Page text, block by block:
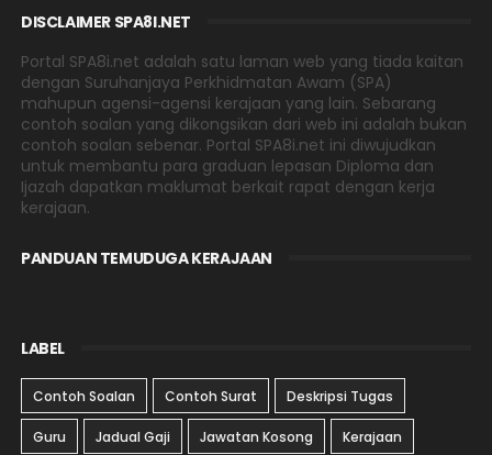
DISCLAIMER SPA8I.NET
Portal SPA8i.net adalah satu laman web yang tiada kaitan
dengan Suruhanjaya Perkhidmatan Awam (SPA)
mahupun agensi-agensi kerajaan yang lain. Sebarang
contoh soalan yang dikongsikan dari web ini adalah bukan
contoh soalan sebenar. Portal SPA8i.net ini diwujudkan
untuk membantu para graduan lepasan Diploma dan
Ijazah dapatkan maklumat berkait rapat dengan kerja
kerajaan.
PANDUAN TEMUDUGA KERAJAAN
LABEL
Contoh Soalan Contoh Surat Deskripsi Tugas
Guru Jadual Gaji Jawatan Kosong Kerajaan